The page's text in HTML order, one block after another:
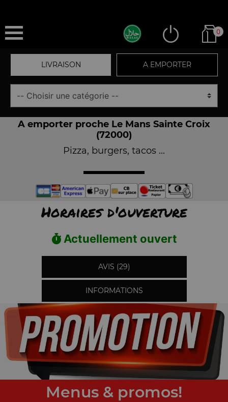
0
LIVRAISON A EMPORTER
A emporter proche Le Mans Sainte Croix
(72000)
Pizza, burgers, tacos ...
Horaires d'ouverture
Actuellement ouvert
AVIS (29)
INFORMATIONS
Menus & promos!